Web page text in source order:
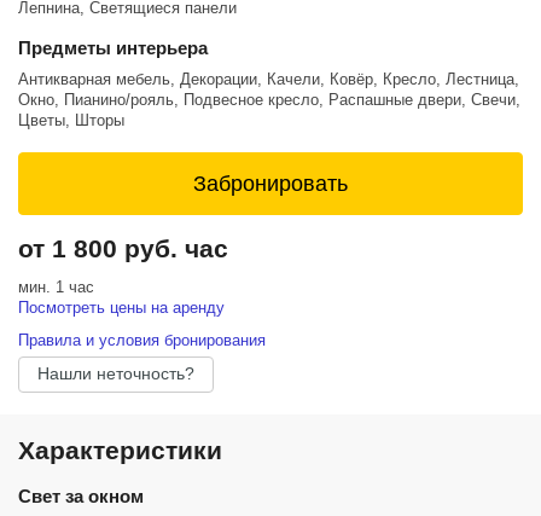
Лепнина, Светящиеся панели
Предметы интерьера
Антикварная мебель, Декорации, Качели, Ковёр, Кресло, Лестница,
Окно, Пианино/рояль, Подвесное кресло, Распашные двери, Свечи,
Цветы, Шторы
Забронировать
от 1 800 руб. час
мин. 1 час
Посмотреть цены на аренду
Правила и условия бронирования
Нашли неточность?
Характеристики
Cвет за окном